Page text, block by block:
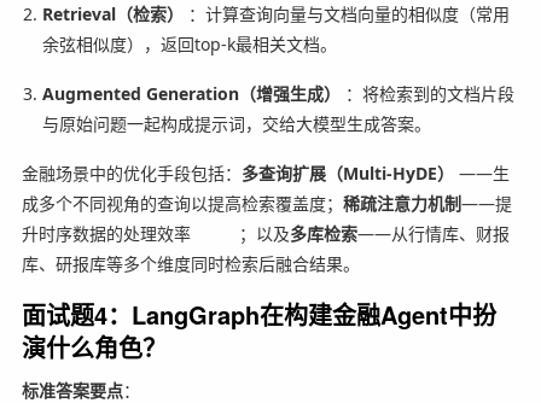
Retrieval（检索）
：计算查询向量与文档向量的相似度（常用
余弦相似度），返回top-k最相关文档。
Augmented Generation（增强生成）
：将检索到的文档片段
与原始问题一起构成提示词，交给大模型生成答案。
金融场景中的优化手段包括： 多查询扩展（Multi-HyDE）
——生
成多个不同视角的查询以提高检索覆盖度； 稀疏注意力机制——提
升时序数据的处理效率
；以及多库检索——从行情库、财报
库、研报库等多个维度同时检索后融合结果。
面试题4：LangGraph在构建金融Agent中扮
演什么角色？
标准答案要点：